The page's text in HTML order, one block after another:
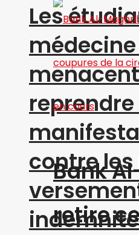
Les
reprendre
contre
Bank
retire